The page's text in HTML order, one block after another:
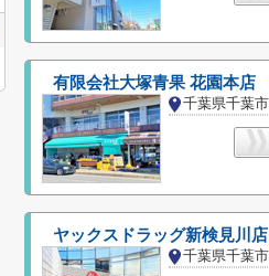
有限会社大塚青果 花園本店
ヤックスドラッグ新検見川店